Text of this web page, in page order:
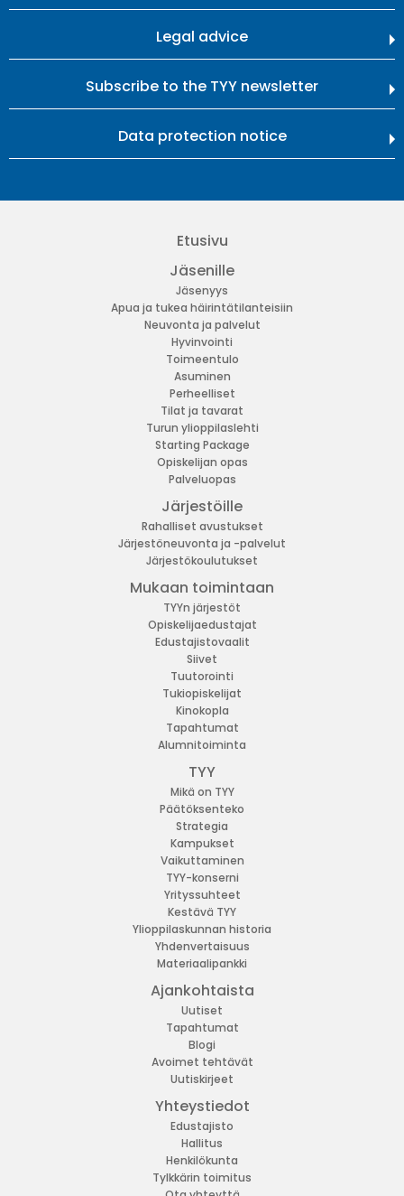
Legal advice
Subscribe to the TYY newsletter
Data protection notice
Etusivu
Jäsenille
Jäsenyys
Apua ja tukea häirintätilanteisiin
Neuvonta ja palvelut
Hyvinvointi
Toimeentulo
Asuminen
Perheelliset
Tilat ja tavarat
Turun ylioppilaslehti
Starting Package
Opiskelijan opas
Palveluopas
Järjestöille
Rahalliset avustukset
Järjestöneuvonta ja -palvelut
Järjestökoulutukset
Mukaan toimintaan
TYYn järjestöt
Opiskelijaedustajat
Edustajistovaalit
Siivet
Tuutorointi
Tukiopiskelijat
Kinokopla
Tapahtumat
Alumnitoiminta
TYY
Mikä on TYY
Päätöksenteko
Strategia
Kampukset
Vaikuttaminen
TYY-konserni
Yrityssuhteet
Kestävä TYY
Ylioppilaskunnan historia
Yhdenvertaisuus
Materiaalipankki
Ajankohtaista
Uutiset
Tapahtumat
Blogi
Avoimet tehtävät
Uutiskirjeet
Yhteystiedot
Edustajisto
Hallitus
Henkilökunta
Tylkkärin toimitus